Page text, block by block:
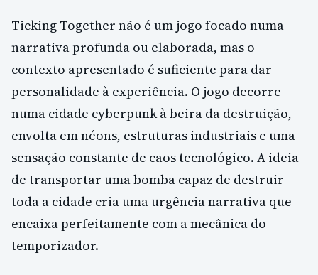
Ticking Together não é um jogo focado numa
narrativa profunda ou elaborada, mas o
contexto apresentado é suficiente para dar
personalidade à experiência. O jogo decorre
numa cidade cyberpunk à beira da destruição,
envolta em néons, estruturas industriais e uma
sensação constante de caos tecnológico. A ideia
de transportar uma bomba capaz de destruir
toda a cidade cria uma urgência narrativa que
encaixa perfeitamente com a mecânica do
temporizador.